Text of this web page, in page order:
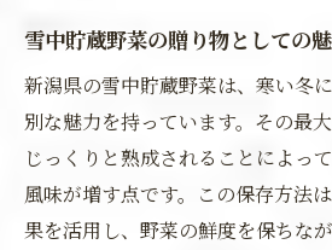
雪中貯蔵野菜の贈り物としての
新潟県の雪中貯蔵野菜は、寒い冬
別な魅力を持っています。その最
じっくりと熟成されることによっ
風味が増す点です。この保存方法
果を活用し、野菜の鮮度を保ちな